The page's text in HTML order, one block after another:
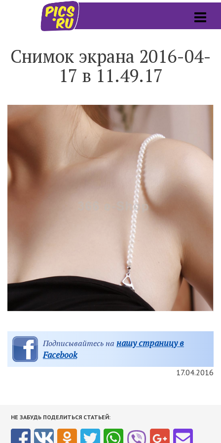
Снимок экрана 2016-04-
17 в 11.49.17
Подписывайтесь на нашу страницу в
Facebook
17.04.2016
НЕ ЗАБУДЬ ПОДЕЛИТЬСЯ СТАТЬЕЙ: